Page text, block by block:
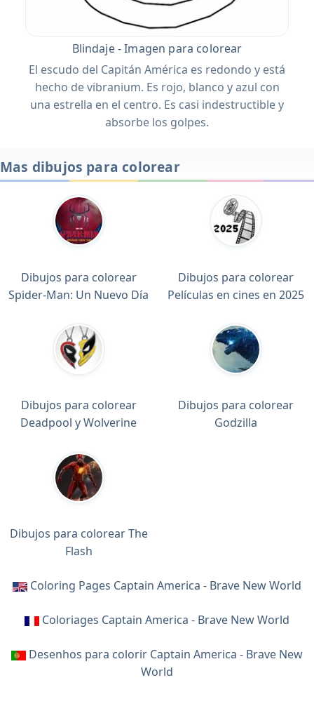
Blindaje - Imagen para colorear
El escudo del Capitán América es redondo y está
hecho de vibranium. Es rojo, blanco y azul con
una estrella en el centro. Es casi indestructible y
absorbe los golpes.
Mas dibujos para colorear
Dibujos para colorear
Spider-Man: Un Nuevo Día
Dibujos para colorear
Películas en cines en 2025
Dibujos para colorear
Deadpool y Wolverine
Dibujos para colorear
Godzilla
Dibujos para colorear The
Flash
Coloring Pages Captain America - Brave New World
Coloriages Captain America - Brave New World
Desenhos para colorir Captain America - Brave New
World